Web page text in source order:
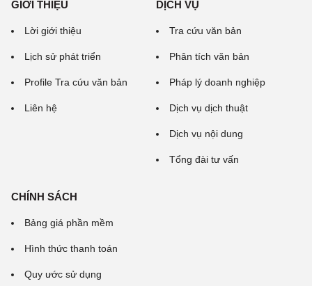
GIỚI THIỆU
Lời giới thiệu
Lịch sử phát triển
Profile Tra cứu văn bản
Liên hệ
DỊCH VỤ
Tra cứu văn bản
Phân tích văn bản
Pháp lý doanh nghiệp
Dịch vụ dịch thuật
Dịch vụ nội dung
Tổng đài tư vấn
CHÍNH SÁCH
Bảng giá phần mềm
Hình thức thanh toán
Quy ước sử dụng